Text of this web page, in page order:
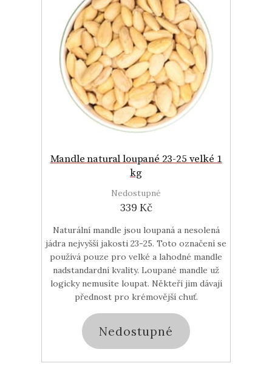
Mandle natural loupané 23-25 velké 1
kg
Nedostupné
339 Kč
Naturální mandle jsou loupaná a nesolená
jádra nejvyšší jakosti 23-25. Toto označení se
používá pouze pro velké a lahodné mandle
nadstandardní kvality. Loupané mandle už
logicky nemusíte loupat. Někteří jim dávají
přednost pro krémovější chuť.
Nedostupné